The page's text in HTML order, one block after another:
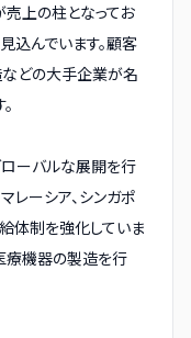
上の柱となってお
込んでいます。顧客
などの大手企業が名
ーバルな展開を行
レーシア、シンガポ
体制を強化していま
療機器の製造を行